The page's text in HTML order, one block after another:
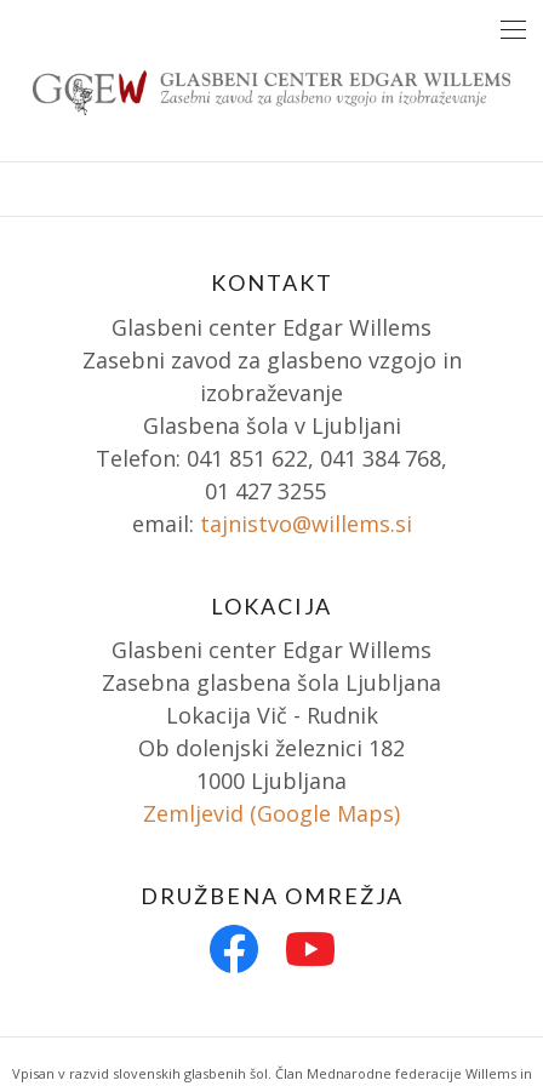
content
KONTAKT
Glasbeni center Edgar Willems
Zasebni zavod za glasbeno vzgojo in
izobraževanje
Glasbena šola v Ljubljani
Telefon: 041 851 622, 041 384 768,
01 427 3255
email: tajnistvo@willems.si
LOKACIJA
Glasbeni center Edgar Willems
Zasebna glasbena šola Ljubljana
Lokacija Vič - Rudnik
Ob dolenjski železnici 182
1000 Ljubljana
Zemljevid (Google Maps)
DRUŽBENA OMREŽJA
Vpisan v razvid slovenskih glasbenih šol. Član Mednarodne federacije Willems in